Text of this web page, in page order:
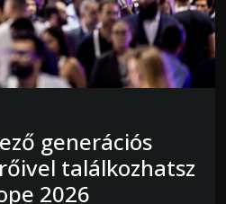
generációs
találkozhatsz
2026